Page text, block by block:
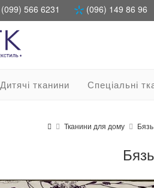
(099) 566 6231
(096) 149 86 96
Дитячі тканини Спеціальні
Тканини для дому